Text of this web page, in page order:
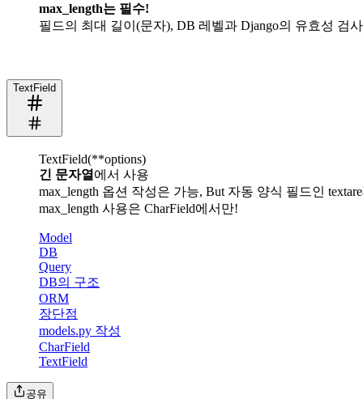
max_length는 필수!
필드의 최대 길이(문자), DB 레벨과 Django의 유효성 검
TextField
TextField(**options)
긴 문자열 에서 사용
max_length 옵션 작성은 가능, But 자동 양식 필드인
max_length 사용은 CharField에서만!
Model
DB
Query
DB의 구조
ORM
장단점
models.py 작성
CharField
TextField
공유